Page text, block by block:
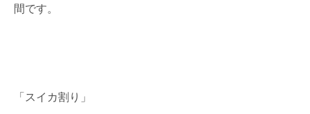
間です。
「スイカ割り」